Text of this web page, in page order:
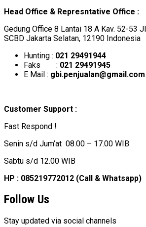
Head Office & Represntative Office :
Gedung Office 8 Lantai 18 A Kav. 52-53
SCBD Jakarta Selatan, 12190 Indonesia
Hunting : 021 29491944
Faks : 021 29491945
E Mail : gbi.penjualan@gmail.com
Customer Support :
Fast Respond !
Senin s/d Jum’at 08.00 – 17.00 WIB
Sabtu s/d 12.00 WIB
HP : 085219772012 (Call & Whatsapp)
Follow Us
Stay updated via social channels